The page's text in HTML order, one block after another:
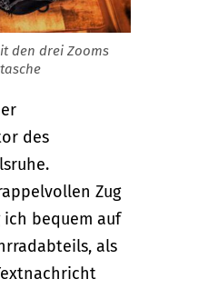
den drei Zooms
des
Zug
bequem auf
als